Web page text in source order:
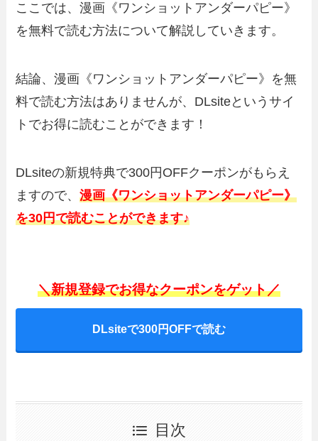
ここでは、漫画《ワンショットアンダーパピー》
を無料で読む方法について解説していきます。
結論、漫画《ワンショットアンダーパピー》を無
料で読む方法はありませんが、DLsiteというサイ
トでお得に読むことができます！
DLsiteの新規特典で300円OFFクーポンがもらえ
ますので、漫画《ワンショットアンダーパピー》
を30円で読むことができます♪
＼新規登録でお得なクーポンをゲット／
DLsiteで300円OFFで読む
目次